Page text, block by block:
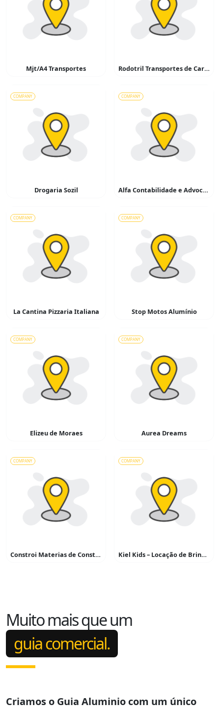
Mjt/A4 Transportes Rodotril Transportes de Cargas
COMPANY
Drogaria Sozil
COMPANY
Alfa Contabilidade e Advocacia
COMPANY
La Cantina Pizzaria Italiana
COMPANY
Stop Motos Alumínio
COMPANY
Elizeu de Moraes
COMPANY
Aurea Dreams
COMPANY
Constroi Materias de Construção
COMPANY
Kiel Kids – Locação de Brinquedos
Muito mais que um
guia comercial.
Criamos o Guia Aluminio com um único